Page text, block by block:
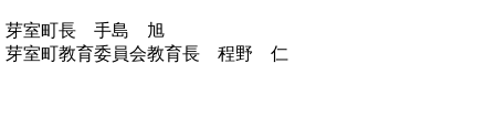
芽室町長 手島 旭
芽室町教育委員会教育長 程野 仁